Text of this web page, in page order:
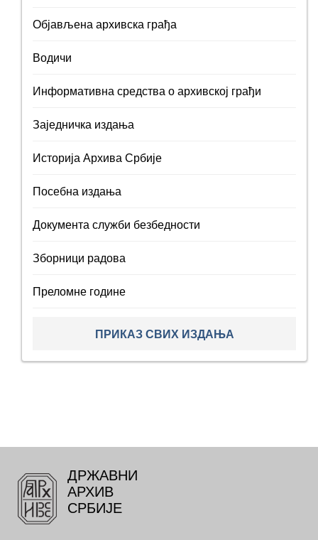
Објављена архивска грађа
Водичи
Информативна средства о архивској грађи
Заједничка издања
Историја Архива Србије
Посебна издања
Документа служби безбедности
Зборници радова
Преломне године
ПРИКАЗ СВИХ ИЗДАЊА
ДРЖАВНИ
АРХИВ
СРБИЈЕ